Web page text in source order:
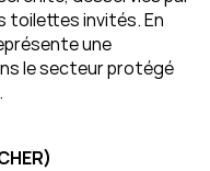
toilettes invités. En
une
le secteur protégé